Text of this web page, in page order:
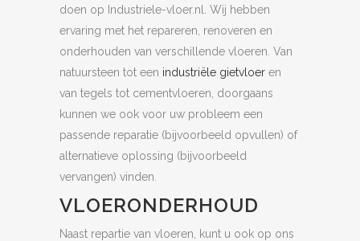
doen op Industriele-vloer.nl. Wij hebben
ervaring met het repareren, renoveren en
onderhouden van verschillende vloeren. Van
natuursteen tot een industriële gietvloer en
van tegels tot cementvloeren, doorgaans
kunnen we ook voor uw probleem een
passende reparatie (bijvoorbeeld opvullen) of
alternatieve oplossing (bijvoorbeeld
vervangen) vinden.
VLOERONDERHOUD
Naast repartie van vloeren, kunt u ook op ons